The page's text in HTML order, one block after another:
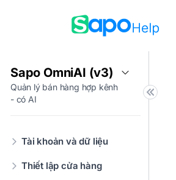
Sapo OmniAI (v3)
Quản lý bán hàng hợp kênh
- có AI
Tài khoản và dữ liệu
Thiết lập cửa hàng